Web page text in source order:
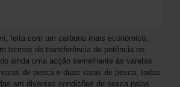
feita com um carbono mais económico,
termos de transferência de potência no
ainda uma acção semelhante às varetas
de pesca e duas varas de pesca, todas
em diversas condições de pesca pelos